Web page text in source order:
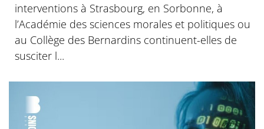
interventions à Strasbourg, en Sorbonne, à
l’Académie des sciences morales et politiques ou
au Collège des Bernardins continuent-elles de
susciter l...